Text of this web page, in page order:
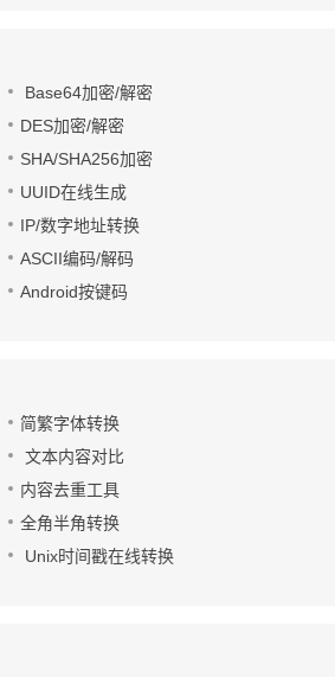
Base64加密/解密
DES加密/解密
SHA/SHA256加密
UUID在线生成
IP/数字地址转换
ASCII编码/解码
Android按键码
简繁字体转换
文本内容对比
内容去重工具
全角半角转换
Unix时间戳在线转换